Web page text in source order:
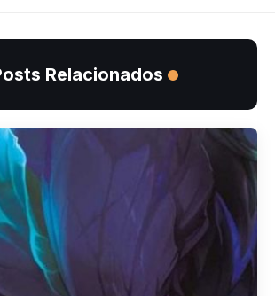
Relacionados